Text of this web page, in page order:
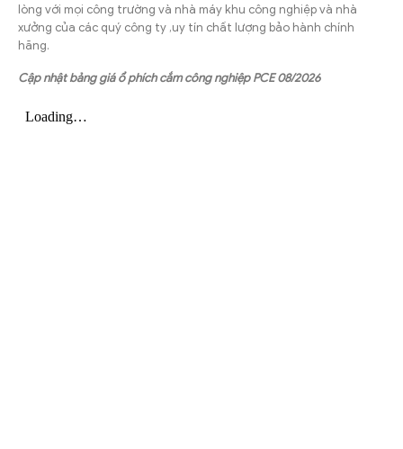
lòng với mọi công trường và nhà máy khu công nghiệp và nhà
xưởng của các quý công ty ,uy tín chất lượng bảo hành chính
hãng.
Cập nhật bảng giá ổ phích cắm công nghiệp PCE 08/2026